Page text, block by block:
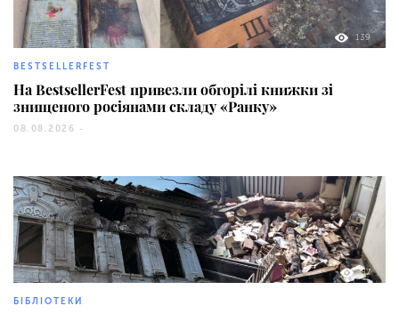
139
BESTSELLERFEST
На BestsellerFest привезли обгорілі книжки зі
знищеного росіянами складу «Ранку»
08.08.2026 -
87
БІБЛІОТЕКИ